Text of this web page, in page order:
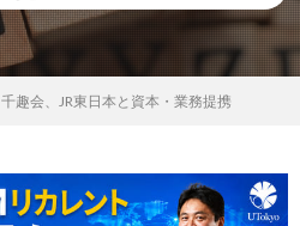
千趣会、JR東日本と資本・業務提携